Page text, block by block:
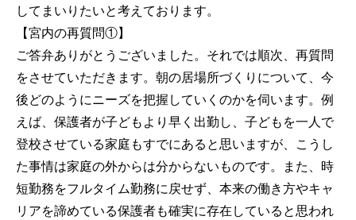
してまいりたいと考えております。
【宮内の再質問①】
ご答弁ありがとうございました。それでは順次、再質問
をさせていただきます。朝の居場所づくりについて、今
後どのようにニーズを把握していくのかを伺います。例
えば、保護者が子どもより早く出勤し、子どもを一人で
登校させている家庭もすでにあると思いますが、こうし
た事情は家庭の外からは分からないものです。また、時
短勤務をフルタイム勤務に戻せず、本来の働き方やキャ
リアを諦めている保護者も確実に存在していると思われ